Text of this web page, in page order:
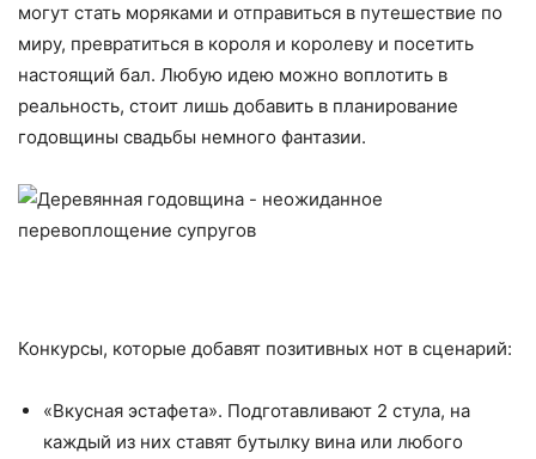
могут стать моряками и отправиться в путешествие по
миру, превратиться в короля и королеву и посетить
настоящий бал. Любую идею можно воплотить в
реальность, стоит лишь добавить в планирование
годовщины свадьбы немного фантазии.
Конкурсы, которые добавят позитивных нот в сценарий:
«Вкусная эстафета». Подготавливают 2 стула, на
каждый из них ставят бутылку вина или любого